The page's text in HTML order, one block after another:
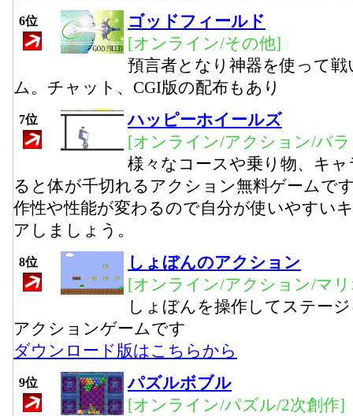
6位
ゴッドフィールド
[オンライン/その他]
預言者となり神器を使って
ム。チャット、CGI版の配布もあり
7位
ハッピーホイールズ
[オンライン/アクション/バ
様々なコースや乗り物、キ
ると体が千切れるアクション無料ゲームで
作性や性能が変わるので自分が使いやすい
アしましょう。
8位
しょぼんのアクション
[オンライン/アクション/マ
しょぼんを操作してステー
アクションゲームです
ダウンロード版はこちらから
9位
パズルボブル
[オンライン/パズル/2次創作]